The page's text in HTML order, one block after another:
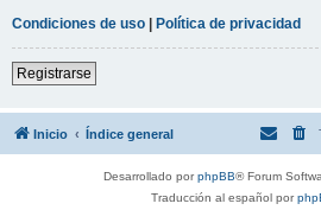
Condiciones de uso | Política de privacidad
Registrarse
Inicio Índice general
Desarrollado porphpBB® Forum
Traducción al español por